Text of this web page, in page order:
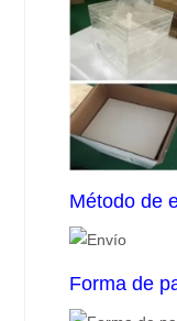
Método de
Forma de